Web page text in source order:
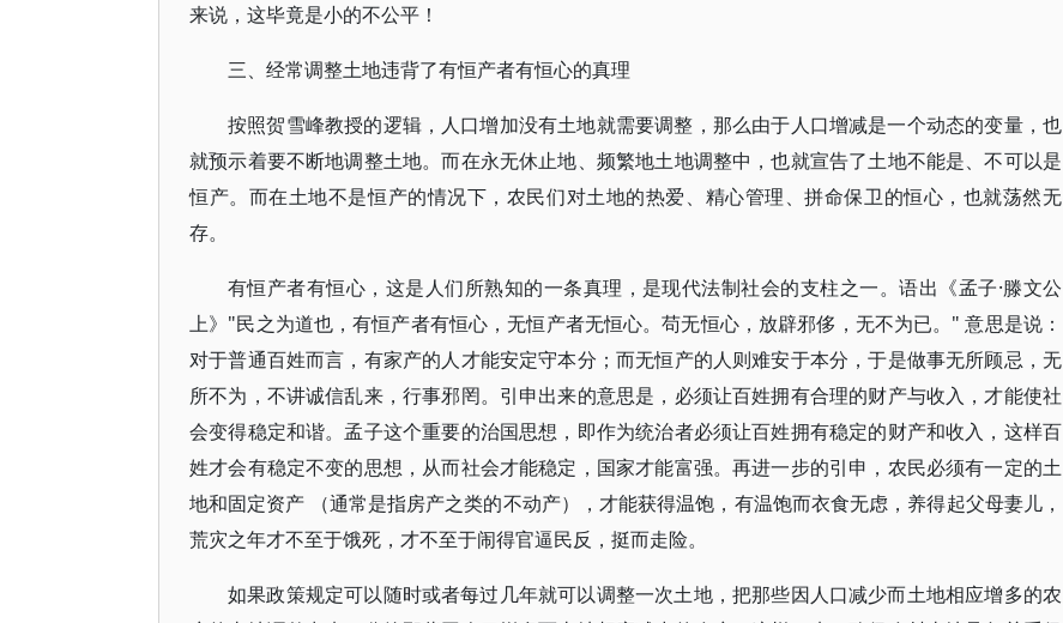
来说，这毕竟是小的不公平！
三、经常调整土地违背了有恒产者有恒心的真理
按照贺雪峰教授的逻辑，人口增加没有土地就需要调整，那么由于人口增减是一个动态的变量，也
就预示着要不断地调整土地。而在永无休止地、频繁地土地调整中，也就宣告了土地不能是、不可以是
恒产。而在土地不是恒产的情况下，农民们对土地的热爱、精心管理、拼命保卫的恒心，也就荡然无
存。
有恒产者有恒心，这是人们所熟知的一条真理，是现代法制社会的支柱之一。语出《孟子·滕文公
上》"民之为道也，有恒产者有恒心，无恒产者无恒心。苟无恒心，放辟邪侈，无不为已。" 意思是说：
对于普通百姓而言，有家产的人才能安定守本分；而无恒产的人则难安于本分，于是做事无所顾忌，无
所不为，不讲诚信乱来，行事邪罔。引申出来的意思是，必须让百姓拥有合理的财产与收入，才能使社
会变得稳定和谐。孟子这个重要的治国思想，即作为统治者必须让百姓拥有稳定的财产和收入，这样百
姓才会有稳定不变的思想，从而社会才能稳定，国家才能富强。再进一步的引申，农民必须有一定的土
地和固定资产 （通常是指房产之类的不动产），才能获得温饱，有温饱而衣食无虑，养得起父母妻儿，
荒灾之年才不至于饿死，才不至于闹得官逼民反，挺而走险。
如果政策规定可以随时或者每过几年就可以调整一次土地，把那些因人口减少而土地相应增多的农